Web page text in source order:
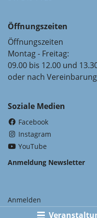
Öffnungszeiten
Öffnungszeiten
Montag - Freitag:
09.00 bis 12.00 und
oder nach Vereinbarung
Soziale Medien
Facebook
Instagram
YouTube
Anmeldung Newsletter
Anmelden